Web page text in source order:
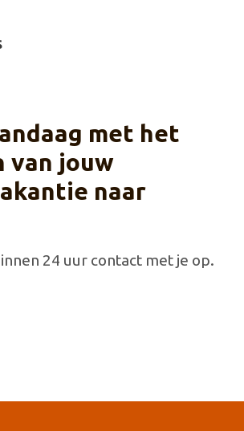
met het
van jouw
naar
24 uur contact met je op.